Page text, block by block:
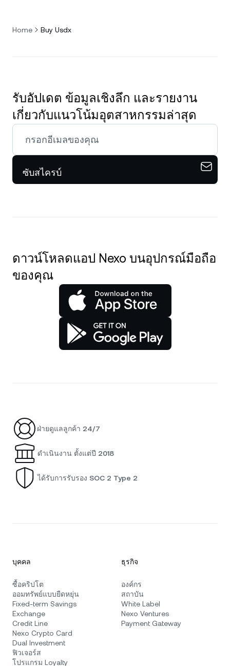
Home Buy Usdx
รับอัปเดต ข้อมูลเชิงลึก และรายงาน
เกี่ยวกับแนวโน้มอุตสาหกรรมล่าสุด
ซับสไครบ์
ดาวน์โหลดแอป Nexo บนอุปกรณ์มือถือ
ของคุณ
ฝ่ายดูแลลูกค้า 24/7
ดำเนินงาน ตั้งแต่ปี 2018
ได้รับการรับรอง SOC 2 Type 2
บุคคล
ซื้อคริปโต
ออมทรัพย์แบบยืดหยุ่น
Fixed-term Savings
Exchange
Credit Line
Nexo Crypto Card
Dual Investment
ฟิวเจอร์ส
โปรแกรม Loyalty
ธุรกิจ
องค์กร
สถาบัน
White Label
Nexo Ventures
Payment Gateway